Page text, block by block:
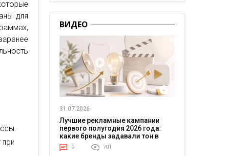
для
ВИДЕО
31.07.2026
Лучшие рекламные кампании
первого полугодия 2026 года:
какие бренды задавали тон в
отрасли
0 701